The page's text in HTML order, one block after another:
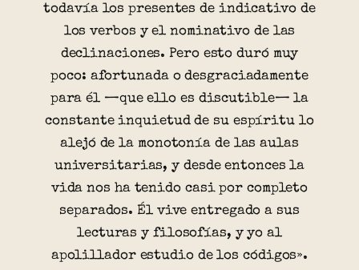
todavía los presentes de indicativo de
los verbos y el nominativo de las
declinaciones. Pero esto duró muy
poco: afortunada o desgraciadamente
para él —que ello es discutible— la
constante inquietud de su espíritu lo
alejó de la monotonía de las aulas
universitarias, y desde entonces la
vida nos ha tenido casi por completo
separados. Él vive entregado a sus
lecturas y filosofías, y yo al
apolillador estudio de los códigos».